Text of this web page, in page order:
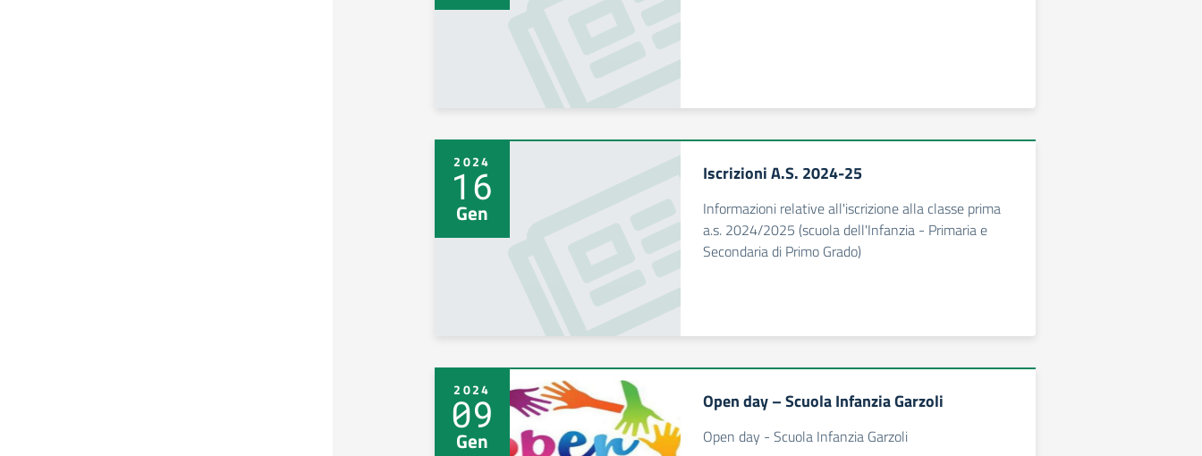
2024
16
Gen
Iscrizioni A.S. 2024-25
Informazioni relative all'iscrizione alla classe prima
a.s. 2024/2025 (scuola dell'Infanzia - Primaria e
Secondaria di Primo Grado)
2024
09
Gen
Open day – Scuola Infanzia Garzoli
Open day - Scuola Infanzia Garzoli